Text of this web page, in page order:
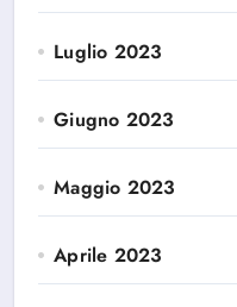
Luglio 2023
Giugno 2023
Maggio 2023
Aprile 2023